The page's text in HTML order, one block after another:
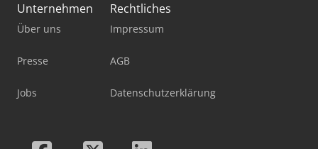
Unternehmen
Über uns
Presse
Jobs
Rechtliches
Impressum
AGB
Datenschutzerklärung